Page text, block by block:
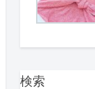
検索